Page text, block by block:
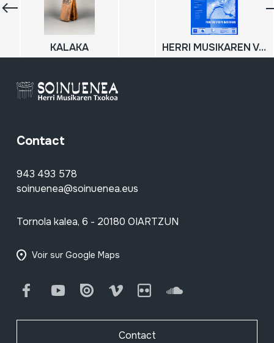
KALAKA HERRI MUSIKAREN V. JARDUNALDIAK: Panderoaren inguruan; 2006-11-25; 2006-11-26
Contact
943 493 578
soinuenea@soinuenea.eus
Tornola kalea, 6 - 20180 OIARTZUN
Voir sur Google Maps
FacebookYoutube Issuu Vimeo Flickr SoundCloud
Contact